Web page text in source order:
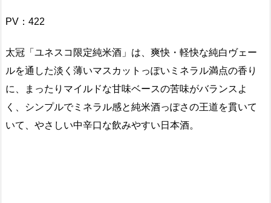
PV： 422
太冠「ユネスコ限定純米酒」は、爽快・軽快な純白ヴェー
ルを通した淡く薄いマスカットっぽいミネラル満点の香り
に、まったりマイルドな甘味ベースの苦味がバランスよ
く、シンプルでミネラル感と純米酒っぽさの王道を貫いて
いて、やさしい中辛口な飲みやすい日本酒。